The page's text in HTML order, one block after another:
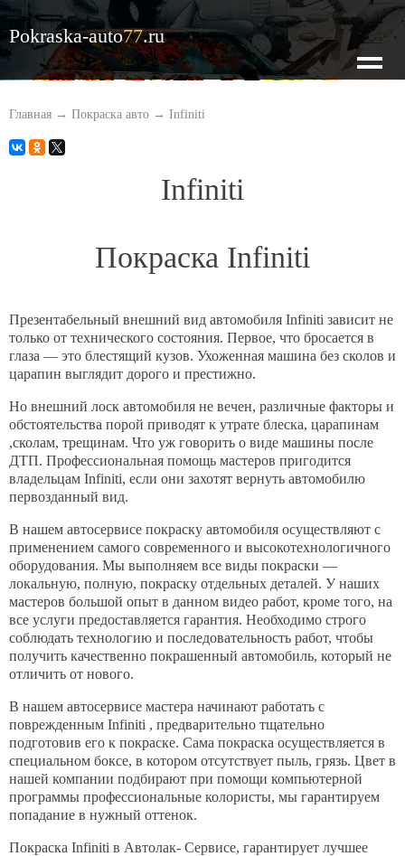
Pokraska-auto77.ru
О нас
Оценка по фото
Контакты
Главная → Покраска авто → Infiniti
Infiniti
Покраска Infiniti
Презентабельный внешний вид автомобиля Infiniti зависит не
только от технического состояния. Первое, что бросается в
глаза — это блестящий кузов. Ухоженная машина без сколов и
царапин выглядит дорого и престижно.
Но внешний лоск автомобиля не вечен, различные факторы и
обстоятельства порой приводят к утрате блеска, царапинам
,сколам, трещинам. Что уж говорить о виде машины после
ДТП. Профессиональная помощь мастеров пригодится
владельцам Infiniti, если они захотят вернуть автомобилю
первозданный вид.
В нашем автосервисе покраску автомобиля осуществляют c
применением самого современного и высокотехнологичного
оборудования. Мы выполняем все виды покраски —
локальную, полную, покраску отдельных деталей. У наших
мастеров большой опыт в данном видео работ, кроме того, на
все услуги предоставляется гарантия. Необходимо строго
соблюдать технологию и последовательность работ, чтобы
получить качественно покрашенный автомобиль, который не
отличить от нового.
В нашем автосервисе мастера начинают работать с
поврежденным Infiniti , предварительно тщательно
подготовив его к покраске. Сама покраска осуществляется в
специальном боксе, в котором отсутствует пыль, грязь. Цвет в
нашей компании подбирают при помощи компьютерной
программы профессиональные колористы, мы гарантируем
попадание в нужный оттенок.
Покраска Infiniti в Автолак- Сервисе, гарантирует лучшее